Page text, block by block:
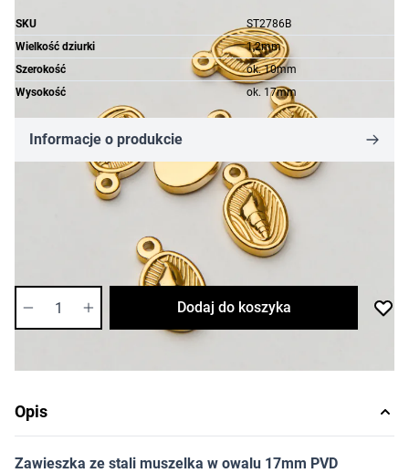
SKU
ST2786B
Wielkość dziurki
1,2mm
Szerokość
ok. 10mm
Wysokość
ok. 17mm
Informacje o produkcie
Dostępność:
Dodaj do koszyka
Opis
Zawieszka ze stali muszelka w owalu 17mm PVD